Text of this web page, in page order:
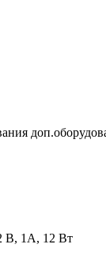
В, 1A, 12 Вт